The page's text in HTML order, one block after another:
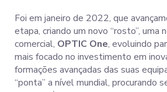
Foi em janeiro de 2022, que
etapa, criando um novo “rosto”, uma
comercial, OPTIC One, evoluindo
mais focado no investimento em
formações avançadas das suas
“ponta” a nível mundial, procurando